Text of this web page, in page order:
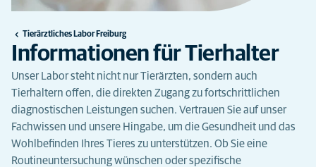
Tierärztliches Labor Freiburg
Informationen für Tierhalter
Unser Labor steht nicht nur Tierärzten, sondern auch
Tierhaltern offen, die direkten Zugang zu fortschrittlichen
diagnostischen Leistungen suchen. Vertrauen Sie auf unser
Fachwissen und unsere Hingabe, um die Gesundheit und das
Wohlbefinden Ihres Tieres zu unterstützen. Ob Sie eine
Routineuntersuchung wünschen oder spezifische